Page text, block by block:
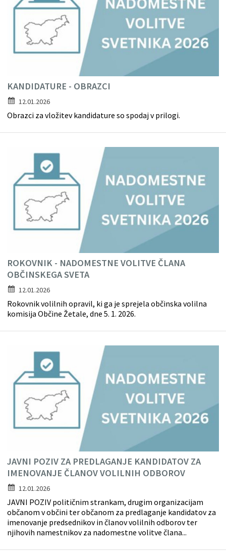
KANDIDATURE - OBRAZCI
12.01.2026
Obrazci za vložitev kandidature so spodaj v prilogi.
ROKOVNIK - NADOMESTNE VOLITVE ČLANA
OBČINSKEGA SVETA
12.01.2026
Rokovnik volilnih opravil, ki ga je sprejela občinska volilna
komisija Občine Žetale, dne 5. 1. 2026.
JAVNI POZIV ZA PREDLAGANJE KANDIDATOV ZA
IMENOVANJE ČLANOV VOLILNIH ODBOROV
12.01.2026
JAVNI POZIV političnim strankam, drugim organizacijam
občanom v občini ter občanom za predlaganje kandidatov za
imenovanje predsednikov in članov volilnih odborov ter
njihovih namestnikov za nadomestne volitve člana...